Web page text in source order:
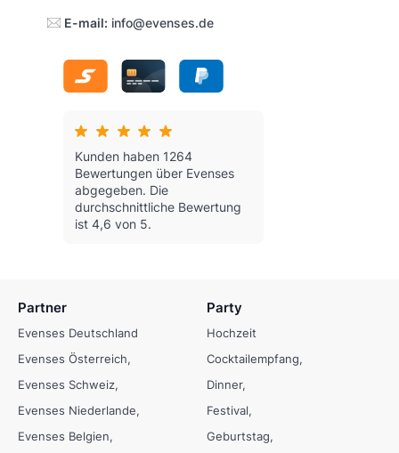
E-mail: info@evenses.de
Kunden haben 1264
Bewertungen über Evenses
abgegeben. Die
durchschnittliche Bewertung
ist 4,6 von 5.
Partner
Evenses Deutschland
Evenses Österreich
Evenses Schweiz
Evenses Niederlande
Evenses Belgien
Party
Hochzeit
Cocktailempfang
Dinner
Festival
Geburtstag